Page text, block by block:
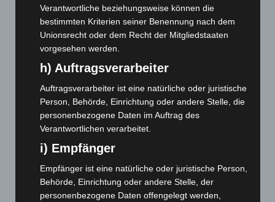
August 2026(12)
Juli 2026
Juni 2026(139)
Mai 2026(99)
April 2026(99)
März 2026(115)
Februar 2026(109)
Dezember 2025
(103)
November 2025(114)
Oktober 2025(112)
Verantwortliche beziehungsweise können die
bestimmten Kriterien seiner Benennung nach dem
Unionsrecht oder dem Recht der Mitgliedstaaten
vorgesehen werden.
h) Auftragsverarbeiter
Auftragsverarbeiter ist eine natürliche oder juristische
Person, Behörde, Einrichtung oder andere Stelle, die
personenbezogene Daten im Auftrag des
Verantwortlichen verarbeitet.
i) Empfänger
Empfänger ist eine natürliche oder juristische Person,
Behörde, Einrichtung oder andere Stelle, der
personenbezogene Daten offengelegt werden,